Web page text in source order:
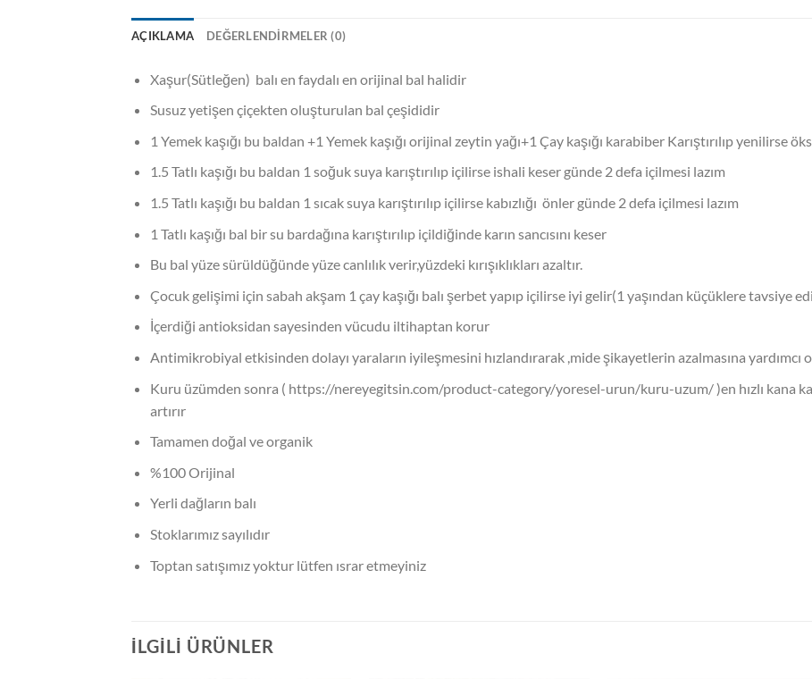
AÇIKLAMA DEĞERLENDIRMELER (0)
Xaşur(Sütleğen) balı en faydalı en orijinal bal halidir
Susuz yetişen çiçekten oluşturulan bal çeşididir
1 Yemek kaşığı bu baldan +1 Yemek kaşığı orijinal zeytin yağı+1 Çay kaşığı karabiber Karıştırılıp yenilirse
1.5 Tatlı kaşığı bu baldan 1 soğuk suya karıştırılıp içilirse ishali keser günde 2 defa içilmesi lazım
1.5 Tatlı kaşığı bu baldan 1 sıcak suya karıştırılıp içilirse kabızlığı önler günde 2 defa içilmesi lazım
1 Tatlı kaşığı bal bir su bardağına karıştırılıp içildiğinde karın sancısını keser
Bu bal yüze sürüldüğünde yüze canlılık verir,yüzdeki kırışıklıkları azaltır.
Çocuk gelişimi için sabah akşam 1 çay kaşığı balı şerbet yapıp içilirse iyi gelir(1 yaşından küçüklere tavsiye
İçerdiği antioksidan sayesinden vücudu iltihaptan korur
Antimikrobiyal etkisinden dolayı yaraların iyileşmesini hızlandırarak ,mide şikayetlerin azalmasına yardımcı
Kuru üzümden sonra ( https://nereyegitsin.com/product-category/yoresel-urun/kuru-uzum/ )en hızlı kana
artırır
Tamamen doğal ve organik
%100 Orijinal
Yerli dağların balı
Stoklarımız sayılıdır
Toptan satışımız yoktur lütfen ısrar etmeyiniz
İLGILI ÜRÜNLER